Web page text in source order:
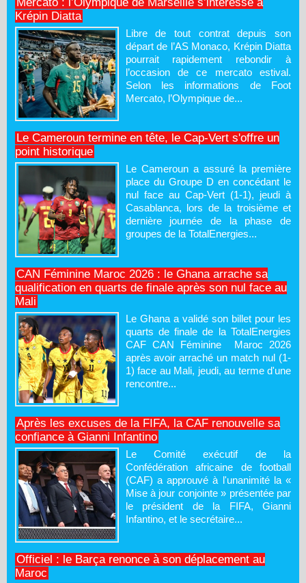
Krépin Diatta
Libre de tout contrat depuis son
départ de l’AS Monaco, Krépin Diatta
pourrait rapidement rebondir à
l’occasion de ce mercato estival.
Selon les informations de Foot
Mercato, l’Olympique de...
Le Cameroun termine en tête, le Cap-Vert s'offre un
point historique
Le Cameroun a assuré la première
place du Groupe D en concédant le
nul face au Cap-Vert (1-1), jeudi à
Casablanca, lors de la troisième et
dernière journée de la phase de
groupes de la TotalEnergies...
CAN Féminine Maroc 2026 : le Ghana arrache sa
qualification en quarts de finale après son nul face au
Mali
Le Ghana a validé son billet pour les
quarts de finale de la TotalEnergies
CAF CAN Féminine Maroc 2026
après avoir arraché un match nul (1-
1) face au Mali, jeudi, au terme d'une
rencontre...
Après les excuses de la FIFA, la CAF renouvelle sa
confiance à Gianni Infantino
Le Comité exécutif de la
Confédération africaine de football
(CAF) a approuvé à l'unanimité la «
Mise à jour conjointe » présentée par
le président de la FIFA, Gianni
Infantino, et le secrétaire...
Officiel : le Barça renonce à son déplacement au
Maroc